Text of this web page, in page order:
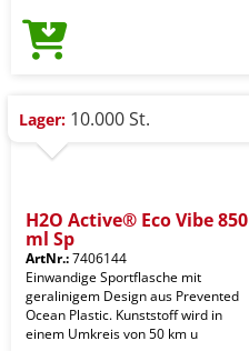
Lager: 10.000 St.
H2O Active® Eco Vibe 850
ml Sp
ArtNr.:7406144
Einwandige Sportflasche mit
geralinigem Design aus Prevented
Ocean Plastic. Kunststoff wird in
einem Umkreis von 50 km u